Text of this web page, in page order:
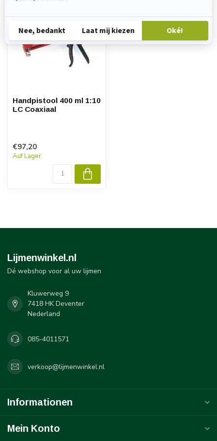
Handpistool 400 ml 1:10
LC Coaxiaal
€97,20
Auf Lager
Lijmenwinkel.nl
Dé webshop voor al uw lijmen
Kluwerweg 9
7418 HK Deventer
Nederland
085-4011571
verkoop@lijmenwinkel.nl
Informationen
Mein Konto